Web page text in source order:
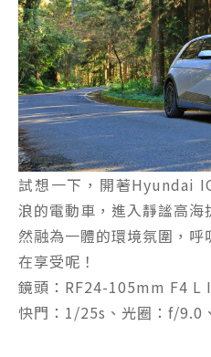
試想一下，開著Hyundai
浪的電動車，進入靜謐高
然融為一體的環境氛圍，
在享受呢！
鏡頭：RF24-105mm F4 L
快門：1/25s、光圈：f/9.0